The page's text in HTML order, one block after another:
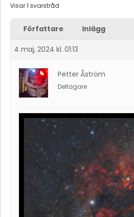
Visar 1 svarstråd
Författare Inlägg
4 maj, 2024 kl. 01:13
Petter Åström
Deltagare